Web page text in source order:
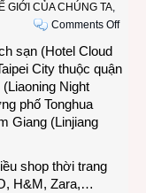
GIỚI CỦA CHÚNG TA,
Comments Offon
Sáu
sạn (Hotel Cloud
City thuộc quận
Night
phố Tonghua
Giang (Linjiang
shop thời trang
H&M, Zara,…